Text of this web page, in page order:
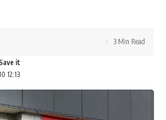
12:13
3 Min Read